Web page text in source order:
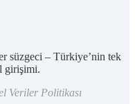
süzgeci – Türkiye’nin tek
girişimi.
Veriler Politikası